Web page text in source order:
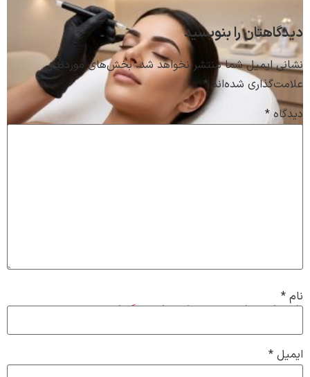
خدمات تخصصی میکروبلیدینگ ابرو
دیدگاهتان را بنویسید
نشانی ایمیل شما منتشر نخواهد شد. بخش‌های موردنیاز
علامت‌گذاری شده‌اند *
دیدگاه*
نام *
ایمیل *